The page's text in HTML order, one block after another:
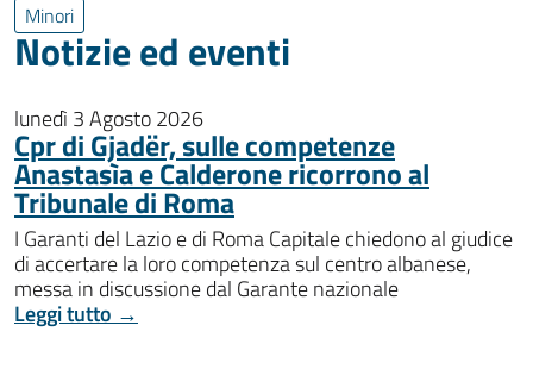
Minori
Notizie ed eventi
lunedì 3 Agosto 2026
Cpr di Gjadër, sulle competenze
Anastasìa e Calderone ricorrono al
Tribunale di Roma
I Garanti del Lazio e di Roma Capitale chiedono al giudice
di accertare la loro competenza sul centro albanese,
messa in discussione dal Garante nazionale
Leggi tutto →